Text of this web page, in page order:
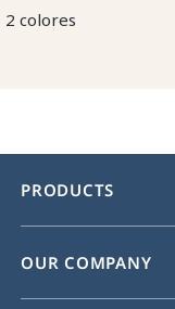
2 colores
PRODUCTS
OUR COMPANY